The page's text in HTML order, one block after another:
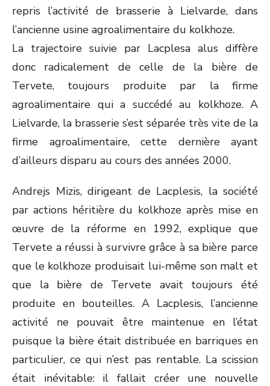
repris l’activité de brasserie à Lielvarde, dans
l’ancienne usine agroalimentaire du kolkhoze.
La trajectoire suivie par Lacplesa alus diffère
donc radicalement de celle de la bière de
Tervete, toujours produite par la firme
agroalimentaire qui a succédé au kolkhoze. A
Lielvarde, la brasserie s’est séparée très vite de la
firme agroalimentaire, cette dernière ayant
d’ailleurs disparu au cours des années 2000.
Andrejs Mizis, dirigeant de Lacplesis, la société
par actions héritière du kolkhoze après mise en
œuvre de la réforme en 1992, explique que
Tervete a réussi à survivre grâce à sa bière parce
que le kolkhoze produisait lui-même son malt et
que la bière de Tervete avait toujours été
produite en bouteilles. A Lacplesis, l’ancienne
activité ne pouvait être maintenue en l’état
puisque la bière était distribuée en barriques en
particulier, ce qui n’est pas rentable. La scission
était inévitable: il fallait créer une nouvelle